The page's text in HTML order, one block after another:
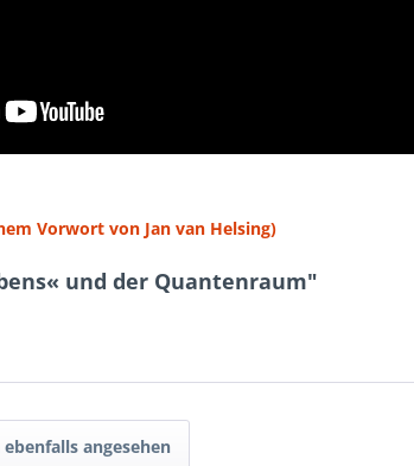
Vorwort von Jan van Helsing)
und der Quantenraum"
angesehen